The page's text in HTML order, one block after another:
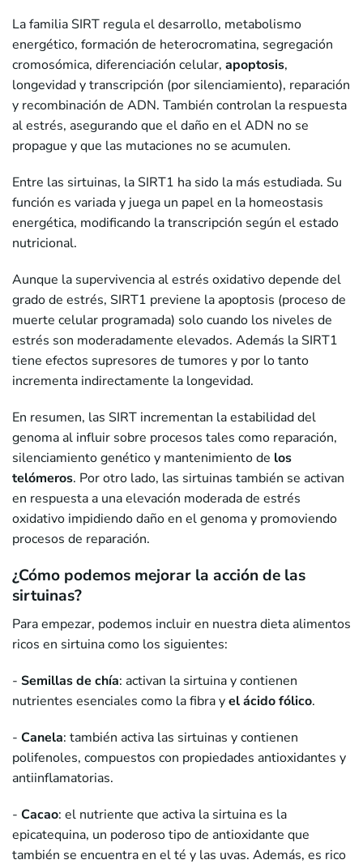
La familia SIRT regula el desarrollo, metabolismo
energético, formación de heterocromatina, segregación
cromosómica, diferenciación celular, apoptosis,
longevidad y transcripción (por silenciamiento), reparación
y recombinación de ADN. También controlan la respuesta
al estrés, asegurando que el daño en el ADN no se
propague y que las mutaciones no se acumulen.
Entre las sirtuinas, la SIRT1 ha sido la más estudiada. Su
función es variada y juega un papel en la homeostasis
energética, modificando la transcripción según el estado
nutricional.
Aunque la supervivencia al estrés oxidativo depende del
grado de estrés, SIRT1 previene la apoptosis (proceso de
muerte celular programada) solo cuando los niveles de
estrés son moderadamente elevados. Además la SIRT1
tiene efectos supresores de tumores y por lo tanto
incrementa indirectamente la longevidad.
En resumen, las SIRT incrementan la estabilidad del
genoma al influir sobre procesos tales como reparación,
silenciamiento genético y mantenimiento de los
telómeros. Por otro lado, las sirtuinas también se activan
en respuesta a una elevación moderada de estrés
oxidativo impidiendo daño en el genoma y promoviendo
procesos de reparación.
¿Cómo podemos mejorar la acción de las
sirtuinas?
Para empezar, podemos incluir en nuestra dieta alimentos
ricos en sirtuina como los siguientes:
- Semillas de chía: activan la sirtuina y contienen
nutrientes esenciales como la fibra yel ácido fólico.
- Canela: también activa las sirtuinas y contienen
polifenoles, compuestos con propiedades antioxidantes y
antiinflamatorias.
- Cacao: el nutriente que activa la sirtuina es la
epicatequina, un poderoso tipo de antioxidante que
también se encuentra en el té y las uvas. Además, es rico